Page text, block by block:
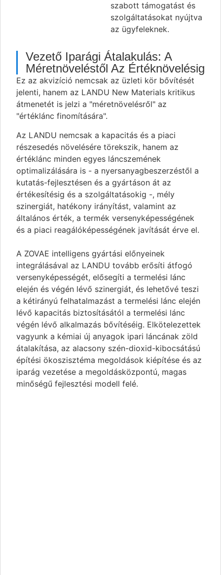
szabott támogatást és
szolgáltatásokat nyújtva
az ügyfeleknek.
Vezető Iparági Átalakulás: A
Méretnöveléstől Az Értéknövelésig
Ez az akvizíció nemcsak az üzleti kör bővítését
jelenti, hanem az LANDU New Materials kritikus
átmenetét is jelzi a "méretnövelésről" az
"értéklánc finomítására".
Az LANDU nemcsak a kapacitás és a piaci
részesedés növelésére törekszik, hanem az
értéklánc minden egyes láncszemének
optimalizálására is - a nyersanyagbeszerzéstől a
kutatás-fejlesztésen és a gyártáson át az
értékesítésig és a szolgáltatásokig -, mély
szinergiát, hatékony irányítást, valamint az
általános érték, a termék versenyképességének
és a piaci reagálóképességének javítását érve el.
A ZOVAE intelligens gyártási előnyeinek
integrálásával az LANDU tovább erősíti átfogó
versenyképességét, elősegíti a termelési lánc
elején és végén lévő szinergiát, és lehetővé teszi
a kétirányú felhatalmazást a termelési lánc elején
lévő kapacitás biztosításától a termelési lánc
végén lévő alkalmazás bővítéséig. Elkötelezettek
vagyunk a kémiai új anyagok ipari láncának zöld
átalakítása, az alacsony szén-dioxid-kibocsátású
építési ökoszisztéma megoldások kiépítése és az
iparág vezetése a megoldásközpontú, magas
minőségű fejlesztési modell felé.